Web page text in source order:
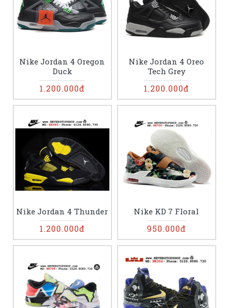
Nike Jordan 4 Oregon
Duck
1.200.000đ
Nike Jordan 4 Oreo
Tech Grey
1.200.000đ
Nike Jordan 4 Thunder
1.200.000đ
Nike KD 7 Floral
950.000đ